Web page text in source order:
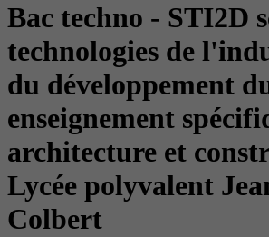
Bac techno - STI2D
technologies de
du développement
enseignement
architecture et
Lycée polyvalent
Colbert